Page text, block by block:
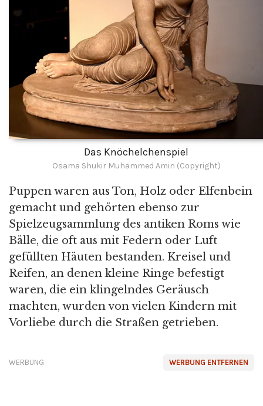
Das Knöchelchenspiel
Osama Shukir Muhammed Amin (Copyright)
Puppen waren aus Ton, Holz oder Elfenbein
gemacht und gehörten ebenso zur
Spielzeugsammlung des antiken Roms wie
Bälle, die oft aus mit Federn oder Luft
gefüllten Häuten bestanden. Kreisel und
Reifen, an denen kleine Ringe befestigt
waren, die ein klingelndes Geräusch
machten, wurden von vielen Kindern mit
Vorliebe durch die Straßen getrieben.
WERBUNG ENTFERNEN
WERBUNG